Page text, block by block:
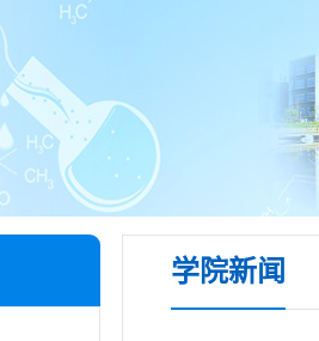
学院新闻